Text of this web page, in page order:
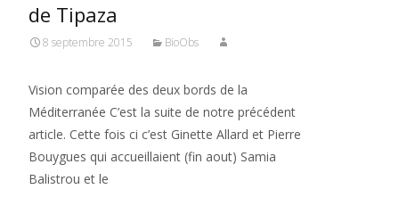
de Tipaza
8 septembre 2015 BioObs
Vision comparée des deux bords de la
Méditerranée C’est la suite de notre précédent
article. Cette fois ci c’est Ginette Allard et Pierre
Bouygues qui accueillaient (fin aout) Samia
Balistrou et le